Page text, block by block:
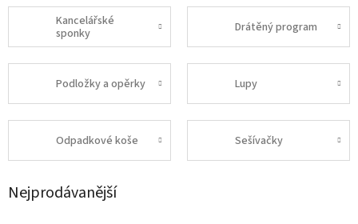
Kancelářské
sponky
Drátěný program
Podložky a opěrky Lupy
Odpadkové koše Sešívačky
Nejprodávanější